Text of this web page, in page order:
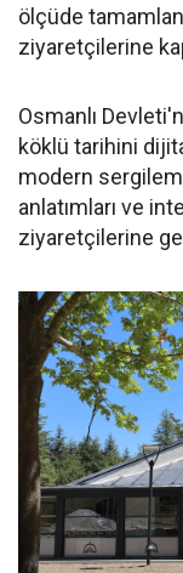
ölçüde
ziyaretçilerine
Osmanlı
köklü tarihini
modern
anlatımları ve
ziyaretçilerine